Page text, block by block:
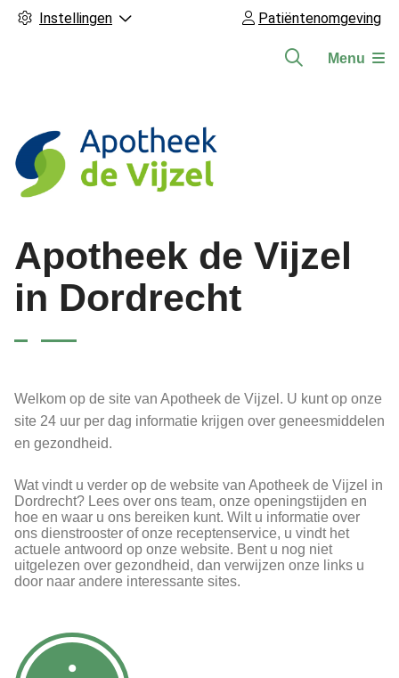
Instellingen Patiëntenomgeving
Hoofdmenu
Menu
Apotheek de Vijzel
in Dordrecht
Welkom op de site van Apotheek de Vijzel. U kunt op onze
site 24 uur per dag informatie krijgen over geneesmiddelen
en gezondheid.
Wat vindt u verder op de website van Apotheek de Vijzel in
Dordrecht? Lees over ons team, onze openingstijden en
hoe en waar u ons bereiken kunt. Wilt u informatie over
ons dienstrooster of onze receptenservice, u vindt het
actuele antwoord op onze website. Bent u nog niet
uitgelezen over gezondheid, dan verwijzen onze links u
door naar andere interessante sites.